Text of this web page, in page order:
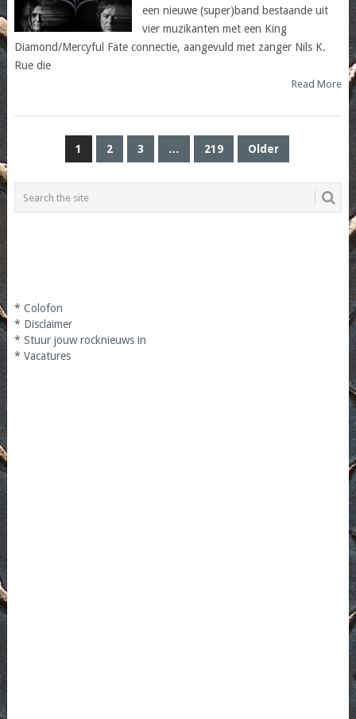
een nieuwe (super)band bestaande uit
vier muzikanten met een King
Diamond/Mercyful Fate connectie, aangevuld met zanger Nils K.
Rue die
Read More
1 2 3 … 219 Older
* Colofon
* Disclaimer
* Stuur jouw rocknieuws in
* Vacatures